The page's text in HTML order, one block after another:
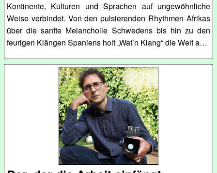
Kontinente, Kulturen und Sprachen auf ungewöhnliche
Weise verbindet. Von den pulsierenden Rhythmen Afrikas
über die sanfte Melancholie Schwedens bis hin zu den
feurigen Klängen Spaniens holt „Wat’n Klang“ die Welt a…